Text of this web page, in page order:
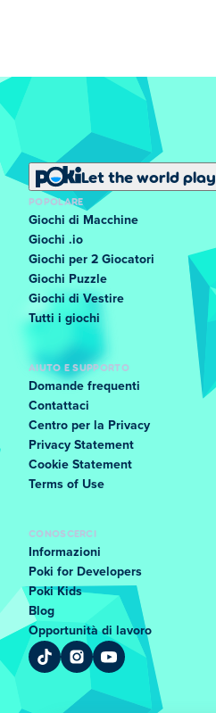
Let the world play
POPOLARE
Giochi di Macchine
Giochi .io
Giochi per 2 Giocatori
Giochi Puzzle
Giochi di Vestire
Tutti i giochi
AIUTO E SUPPORTO
Domande frequenti
Contattaci
Centro per la Privacy
Privacy Statement
Cookie Statement
Terms of Use
CONOSCERCI
Informazioni
Poki for Developers
Poki Kids
Blog
Opportunità di lavoro